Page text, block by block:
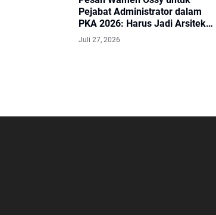
Pejabat Administrator dalam
PKA 2026: Harus Jadi Arsitek
Perubahan
Juli 27, 2026